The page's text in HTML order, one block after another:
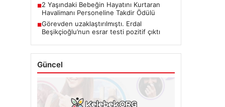
■2 Yaşındaki Bebeğin Hayatını Kurtaran
Havalimanı Personeline Takdir Ödülü
■Görevden uzaklaştırılmıştı. Erdal
Beşikçioğlu’nun esrar testi pozitif çıktı
Güncel